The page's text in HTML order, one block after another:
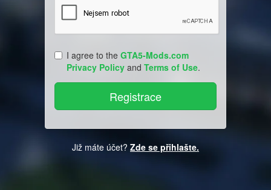
I agree to the GTA5-Mods.com
Privacy Policy and Terms of Use.
Již máte účet? Zde se přihlašte.